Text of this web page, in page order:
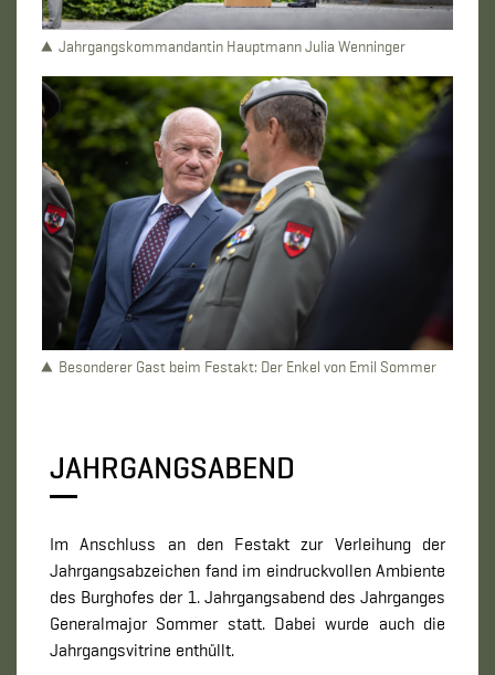
Jahrgangskommandantin Hauptmann Julia Wenninger
Besonderer Gast beim Festakt: Der Enkel von Emil Sommer
JAHRGANGSABEND
Im Anschluss an den Festakt zur Verleihung der
Jahrgangsabzeichen fand im eindruckvollen Ambiente
des Burghofes der 1. Jahrgangsabend des Jahrganges
Generalmajor Sommer statt. Dabei wurde auch die
Jahrgangsvitrine enthüllt.